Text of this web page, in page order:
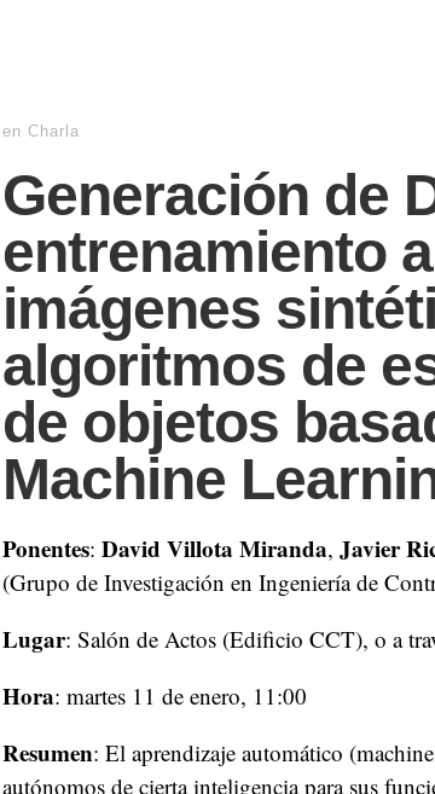
en Charla
Generación de
entrenamiento
imágenes
algoritmos de
de objetos
Machine
Ponentes: David Villota Miranda, Javier
(Grupo de Investigación en Ingeniería de
Lugar: Salón de Actos (Edificio CCT), o a
Hora: martes 11 de enero, 11:00
Resumen: El aprendizaje automático
autónomos de cierta inteligencia para sus